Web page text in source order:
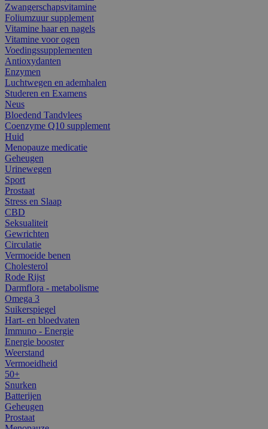
Zwangerschapsvitamine
Foliumzuur supplement
Vitamine haar en nagels
Vitamine voor ogen
Voedingssupplementen
Antioxydanten
Enzymen
Luchtwegen en ademhalen
Studeren en Examens
Neus
Bloedend Tandvlees
Coenzyme Q10 supplement
Huid
Menopauze medicatie
Geheugen
Urinewegen
Sport
Prostaat
Stress en Slaap
CBD
Seksualiteit
Gewrichten
Circulatie
Vermoeide benen
Cholesterol
Rode Rijst
Darmflora - metabolisme
Omega 3
Suikerspiegel
Hart- en bloedvaten
Immuno - Energie
Energie booster
Weerstand
Vermoeidheid
50+
Snurken
Batterijen
Geheugen
Prostaat